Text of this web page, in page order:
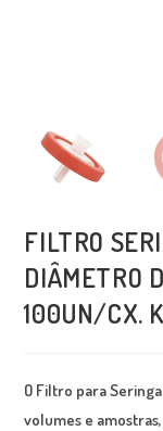
FILTRO
DIÂMETRO
100UN/CX.
O Filtro para
volumes e